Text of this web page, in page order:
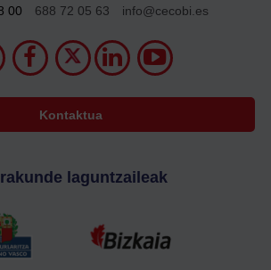
00
688 72 05 63 info@cecobi.es
Kontaktua
laguntzaileak